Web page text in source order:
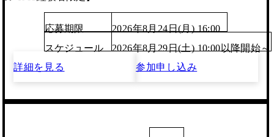
応募期限
2026年8月24日(月) 16:00
スケジュール
2026年8月29日(土) 10:00以降開始～
詳細を見る
参加申し込み